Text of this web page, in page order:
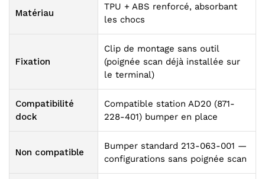
Matériau
TPU + ABS renforcé, absorbant
les chocs
Fixation
Clip de montage sans outil
(poignée scan déjà installée sur
le terminal)
Compatibilité
dock
Compatible station AD20 (871-
228-401) bumper en place
Non compatible
Bumper standard 213-063-001 —
configurations sans poignée scan